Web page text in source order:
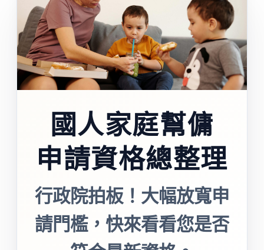
國人家庭幫傭
申請資格總整理
行政院拍板！大幅放寬申
請門檻，快來看看您是否